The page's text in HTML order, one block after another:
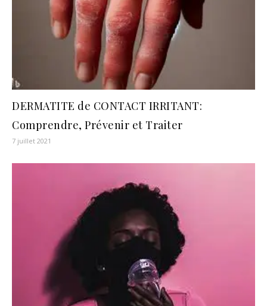
DERMATITE de CONTACT IRRITANT:
Comprendre, Prévenir et Traiter
7 juillet 2021